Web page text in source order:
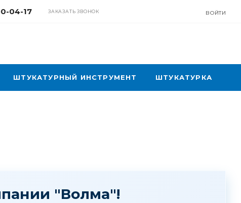
04-17 ЗАКАЗАТЬ ЗВОНОК ВОЙТИ
ШТУКАТУРНЫЙ ИНСТРУМЕНТ ШТУКАТУРКА
"Волма"!